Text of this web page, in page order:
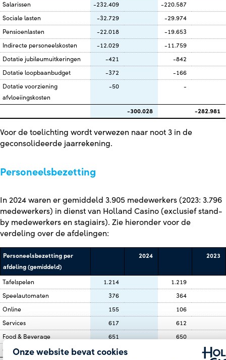
Onze website bevat cookies
Salarissen -232.409
-220.587
Sociale lasten
-32.729
-29.974
Pensioenlasten
-22.018
-19.653
Indirecte personeelskosten
-12.029
-11.759
Dotatie jubileumuitkeringen
-421
-842
Dotatie loopbaanbudget
-372
-166
Dotatie voorziening
afvloeiingskosten
-50 -
-300.028 -282.981
Voor de toelichting wordt verwezen naar noot 3 in de
geconsolideerde jaarrekening.
Personeelsbezetting
In 2024 waren er gemiddeld 3.905 medewerkers (2023: 3.796
medewerkers) in dienst van Holland Casino (exclusief stand-
by medewerkers en stagiairs). Zie hieronder voor de
verdeling over de afdelingen:
Personeelsbezetting per
afdeling (gemiddeld)
2024 2023
Tafelspelen 1.214
1.219
Speelautomaten
376
364
Online
155
106
Services
617
612
Food & Beverage
651
650
Overige
892